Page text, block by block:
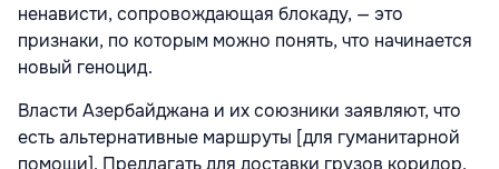
ненависти, сопровождающая блокаду, — это
признаки, по которым можно понять, что начинается
новый геноцид.
Власти Азербайджана и их союзники заявляют, что
есть альтернативные маршруты [для гуманитарной
помощи]. Предлагать для доставки грузов коридор,